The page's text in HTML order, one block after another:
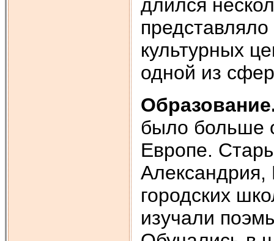
длился
культурных
одной из
было больше
Европе.
Александрия,
городских
изучали